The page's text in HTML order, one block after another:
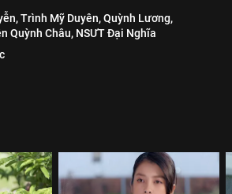
Trình Mỹ Duyên,Quỳnh Lương,
Quỳnh Châu, NSƯT Đại Nghĩa